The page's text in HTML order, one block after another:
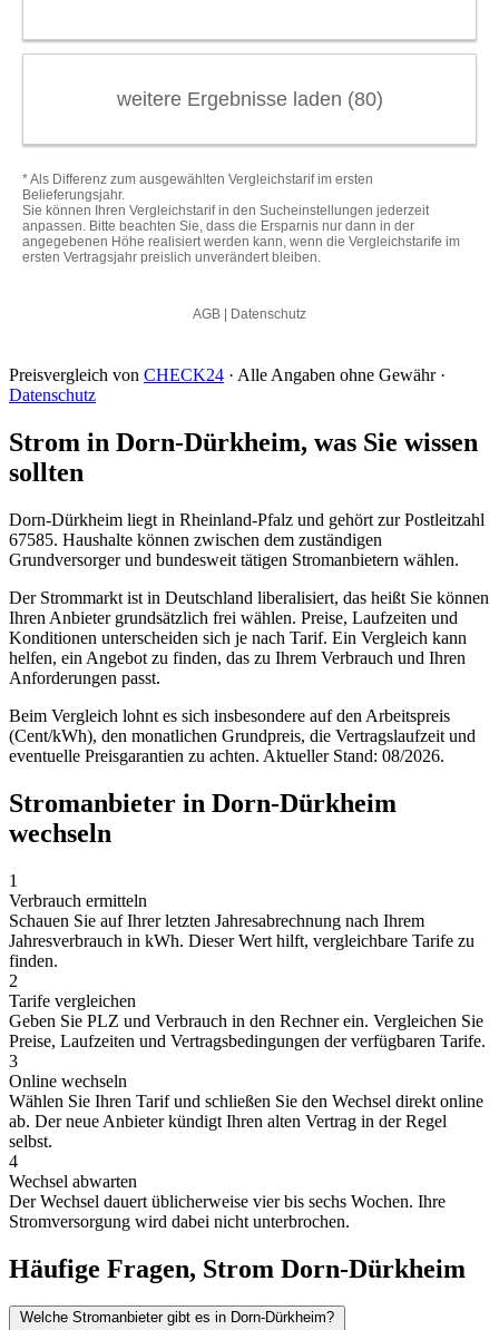
Preisvergleich von CHECK24 · Alle Angaben ohne Gewähr ·
Datenschutz
Strom in Dorn-Dürkheim, was Sie wissen
sollten
Dorn-Dürkheim liegt in Rheinland-Pfalz und gehört zur Postleitzahl
67585. Haushalte können zwischen dem zuständigen
Grundversorger und bundesweit tätigen Stromanbietern wählen.
Der Strommarkt ist in Deutschland liberalisiert, das heißt Sie können
Ihren Anbieter grundsätzlich frei wählen. Preise, Laufzeiten und
Konditionen unterscheiden sich je nach Tarif. Ein Vergleich kann
helfen, ein Angebot zu finden, das zu Ihrem Verbrauch und Ihren
Anforderungen passt.
Beim Vergleich lohnt es sich insbesondere auf den Arbeitspreis
(Cent/kWh), den monatlichen Grundpreis, die Vertragslaufzeit und
eventuelle Preisgarantien zu achten. Aktueller Stand: 08/2026.
Stromanbieter in Dorn-Dürkheim
wechseln
1
Verbrauch ermitteln
Schauen Sie auf Ihrer letzten Jahresabrechnung nach Ihrem
Jahresverbrauch in kWh. Dieser Wert hilft, vergleichbare Tarife zu
finden.
2
Tarife vergleichen
Geben Sie PLZ und Verbrauch in den Rechner ein. Vergleichen Sie
Preise, Laufzeiten und Vertragsbedingungen der verfügbaren Tarife.
3
Online wechseln
Wählen Sie Ihren Tarif und schließen Sie den Wechsel direkt online
ab. Der neue Anbieter kündigt Ihren alten Vertrag in der Regel
selbst.
4
Wechsel abwarten
Der Wechsel dauert üblicherweise vier bis sechs Wochen. Ihre
Stromversorgung wird dabei nicht unterbrochen.
Häufige Fragen, Strom Dorn-Dürkheim
Welche Stromanbieter gibt es in Dorn-Dürkheim?